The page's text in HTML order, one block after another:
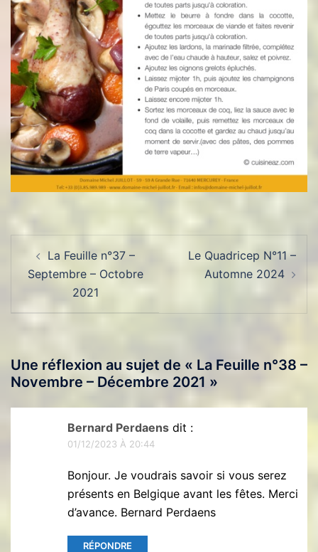
Navigation
d’articleLa Feuille n°37 –
Septembre – Octobre
2021
Le Quadricep N°11 –
Automne 2024
Une réflexion au sujet de « La Feuille n°38 –
Novembre – Décembre 2021 »
Bernard Perdaens dit :
01/12/2023 À 20:44
Bonjour. Je voudrais savoir si vous serez
présents en Belgique avant les fêtes. Merci
d’avance. Bernard Perdaens
RÉPONDRE